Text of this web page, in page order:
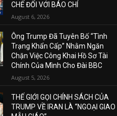
CHẾ ĐỐI VỚI BÁO CHÍ
August 6, 2026
Ông Trump Đã Tuyên Bố “Tình
Trạng Khẩn Cấp” Nhằm Ngăn
Chặn Việc Công Khai Hồ Sơ Tài
Chính Của Mình Cho Đài BBC
August 5, 2026
THẾ GIỚI GỌI CHÍNH SÁCH CỦA
TRUMP VỀ IRAN LÀ “NGOẠI GIAO